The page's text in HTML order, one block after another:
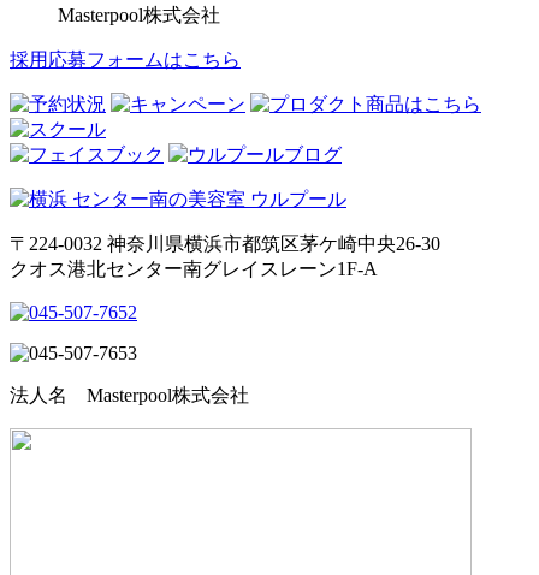
Masterpool株式会社
採用応募フォームはこちら
〒224-0032 神奈川県横浜市都筑区茅ケ崎中央26-30
クオス港北センター南グレイスレーン1F‐A
法人名 Masterpool株式会社